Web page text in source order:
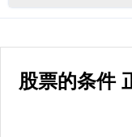
股票的条件